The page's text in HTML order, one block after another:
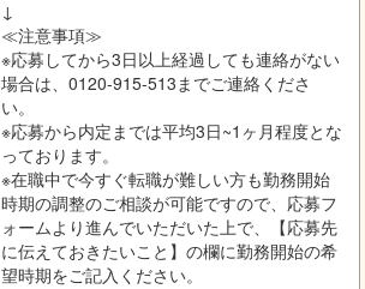
↓
≪注意事項≫
※応募してから3日以上経過しても連絡がない
場合は、0120-915-513までご連絡くださ
い。
※応募から内定までは平均3日~1ヶ月程度とな
っております。
※在職中で今すぐ転職が難しい方も勤務開始
時期の調整のご相談が可能ですので、応募フ
ォームより進んでいただいた上で、【応募先
に伝えておきたいこと】の欄に勤務開始の希
望時期をご記入ください。